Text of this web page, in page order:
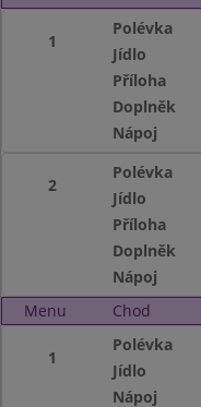
1
Polévka
Jídlo
Příloha
Doplněk
Nápoj
2
Polévka
Jídlo
Příloha
Doplněk
Nápoj
Menu
Chod
1
Polévka
Jídlo
Nápoj